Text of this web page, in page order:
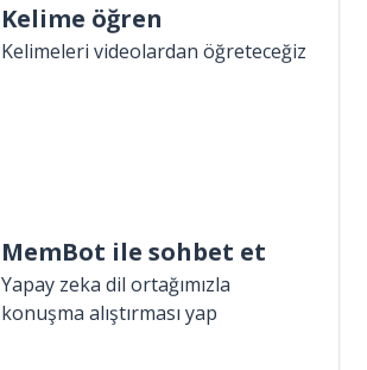
Kelime öğren
Kelimeleri videolardan öğreteceğiz
MemBot ile sohbet et
Yapay zeka dil ortağımızla
konuşma alıştırması yap